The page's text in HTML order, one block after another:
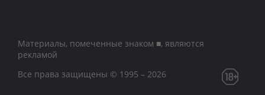
Материалы, помеченные знаком ■, являются
рекламой
Все права защищены © 1995 – 2026